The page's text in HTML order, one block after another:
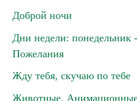
Доброй ночи
Дни недели: понедельник
Пожелания
Жду тебя, скучаю по тебе
Животные.